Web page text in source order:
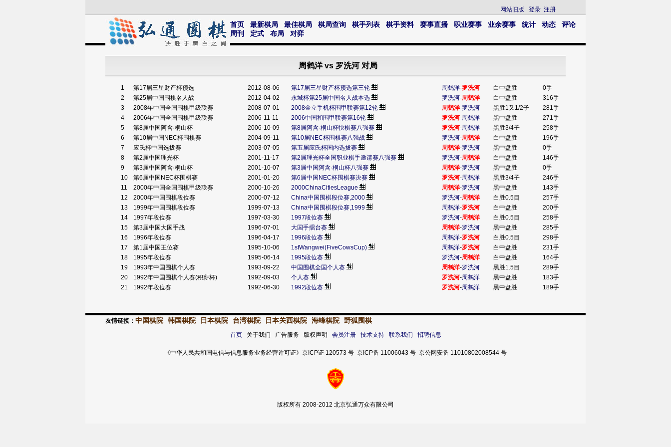
网站旧版 登录 注册
首页 最新棋局 最佳棋局 棋局查询 棋手列表 棋手资料 赛事直播 职业赛事 业余赛事 统计 动态
评论
周刊
定式 布局 对弈
周鹤洋 vs 罗洗河 对局
1 第17届三星财产杯预选 2012-08-06 第17届三星财产杯预选第三轮 周鹤洋-罗洗河 白中盘胜
0手
2
第25届中国围棋名人战 2012-04-02 永城杯第25届中国名人战本选 罗洗河-周鹤洋 白中盘胜
316手
3
2008年中国全国围棋甲级联赛 2008-07-01 2008金立手机杯围甲联赛第12轮 周鹤洋-罗洗河 黑胜1又1/2子
281手
4
2006年中国全国围棋甲级联赛 2006-11-11 2006中国和围甲联赛第16轮 罗洗河-周鹤洋 黑中盘胜
271手
5
第8届中国阿含·桐山杯 2006-10-09 第8届阿含·桐山杯快棋赛八强赛 罗洗河-周鹤洋 黑胜3/4子
258手
6
第10届中国NEC杯围棋赛 2004-09-11 第10届NEC杯围棋赛八强战 罗洗河-周鹤洋 白中盘胜
196手
7
应氏杯中国选拔赛 2003-07-05 第五届应氏杯国内选拔赛 周鹤洋-罗洗河 黑中盘胜
0手
8
第2届中国理光杯 2001-11-17 第2届理光杯全国职业棋手邀请赛八强赛 罗洗河-周鹤洋 白中盘胜
146手
9
第3届中国阿含·桐山杯 2001-10-07 第3届中国阿含·桐山杯八强赛 周鹤洋-罗洗河 黑中盘胜
0手
10
第6届中国NEC杯围棋赛 2001-01-20 第6届中国NEC杯围棋赛决赛 罗洗河-周鹤洋 黑胜3/4子
246手
11
2000年中国全国围棋甲级联赛 2000-10-26 2000ChinaCitiesLeague 周鹤洋-罗洗河 黑中盘胜
143手
12
2000年中国围棋段位赛 2000-07-12 China中国围棋段位赛,2000 罗洗河-周鹤洋 白胜0.5目
257手
13
1999年中国围棋段位赛 1999-07-13 China中国围棋段位赛,1999 周鹤洋-罗洗河 白中盘胜
200手
14
1997年段位赛 1997-03-30 1997段位赛 罗洗河-周鹤洋 白胜0.5目
258手
15
第3届中国大国手战 1996-07-01 大国手擂台赛 周鹤洋-罗洗河 黑中盘胜
285手
16
1996年段位赛 1996-04-17 1996段位赛 周鹤洋-罗洗河 白胜0.5目
298手
17
第1届中国王位赛 1995-10-06 1stWangwei(FiveCowsCup) 周鹤洋-罗洗河 白中盘胜
231手
18
1995年段位赛 1995-06-14 1995段位赛 罗洗河-周鹤洋 白中盘胜
164手
19
1993年中国围棋个人赛 1993-09-22 中国围棋全国个人赛 周鹤洋-罗洗河 黑胜1.5目
289手
20
1992年中国围棋个人赛(积薪杯) 1992-09-03 个人赛 罗洗河-周鹤洋 黑中盘胜
183手
21
1992年段位赛 1992-06-30 1992段位赛 罗洗河-周鹤洋 黑中盘胜 189手
友情链接： 中国棋院 韩国棋院 日本棋院 台湾棋院 日本关西棋院 海峰棋院 野狐围棋
首页关于我们 广告服务 版权声明 会员注册 技术支持 联系我们 招聘信息
《中华人民共和国电信与信息服务业务经营许可证》京ICP证 120573 号 京ICP备 11006043 号 京公网安备 11010802008544 号
版权所有 2008-2012 北京弘通万众有限公司